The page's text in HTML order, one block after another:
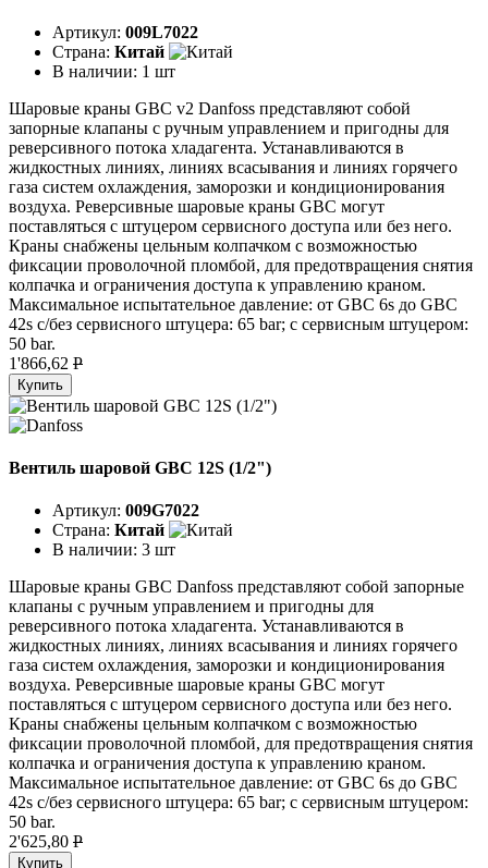
Артикул: 009L7022
Страна: Китай
В наличии: 1 шт
Шаровые краны GBC v2 Danfoss представляют собой
запорные клапаны с ручным управлением и пригодны для
реверсивного потока хладагента. Устанавливаются в
жидкостных линиях, линиях всасывания и линиях горячего
газа систем охлаждения, заморозки и кондиционирования
воздуха. Реверсивные шаровые краны GBC могут
поставляться с штуцером сервисного доступа или без него.
Краны снабжены цельным колпачком с возможностью
фиксации проволочной пломбой, для предотвращения снятия
колпачка и ограничения доступа к управлению краном.
Максимальное испытательное давление: от GBC 6s до GBC
42s с/без сервисного штуцера: 65 bar; с сервисным штуцером:
50 bar.
1'866,62 P
Купить
Вентиль шаровой GBC 12S (1/2")
Артикул: 009G7022
Страна: Китай
В наличии: 3 шт
Шаровые краны GBC Danfoss представляют собой запорные
клапаны с ручным управлением и пригодны для
реверсивного потока хладагента. Устанавливаются в
жидкостных линиях, линиях всасывания и линиях горячего
газа систем охлаждения, заморозки и кондиционирования
воздуха. Реверсивные шаровые краны GBC могут
поставляться с штуцером сервисного доступа или без него.
Краны снабжены цельным колпачком с возможностью
фиксации проволочной пломбой, для предотвращения снятия
колпачка и ограничения доступа к управлению краном.
Максимальное испытательное давление: от GBC 6s до GBC
42s с/без сервисного штуцера: 65 bar; с сервисным штуцером:
50 bar.
2'625,80 P
Купить